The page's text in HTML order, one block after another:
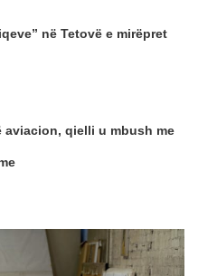
në Tetovë e mirëpret
aviacion, qielli u mbush me